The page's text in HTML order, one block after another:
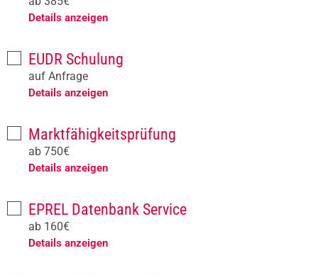
Details anzeigen
EUDR Schulung
auf Anfrage
Details anzeigen
Marktfähigkeitsprüfung
ab 750€
Details anzeigen
EPREL Datenbank Service
ab 160€
Details anzeigen